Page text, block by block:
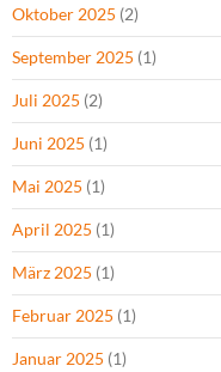
Oktober 2025 (2)
September 2025 (1)
Juli 2025 (2)
Juni 2025 (1)
Mai 2025 (1)
April 2025 (1)
März 2025 (1)
Februar 2025 (1)
Januar 2025 (1)